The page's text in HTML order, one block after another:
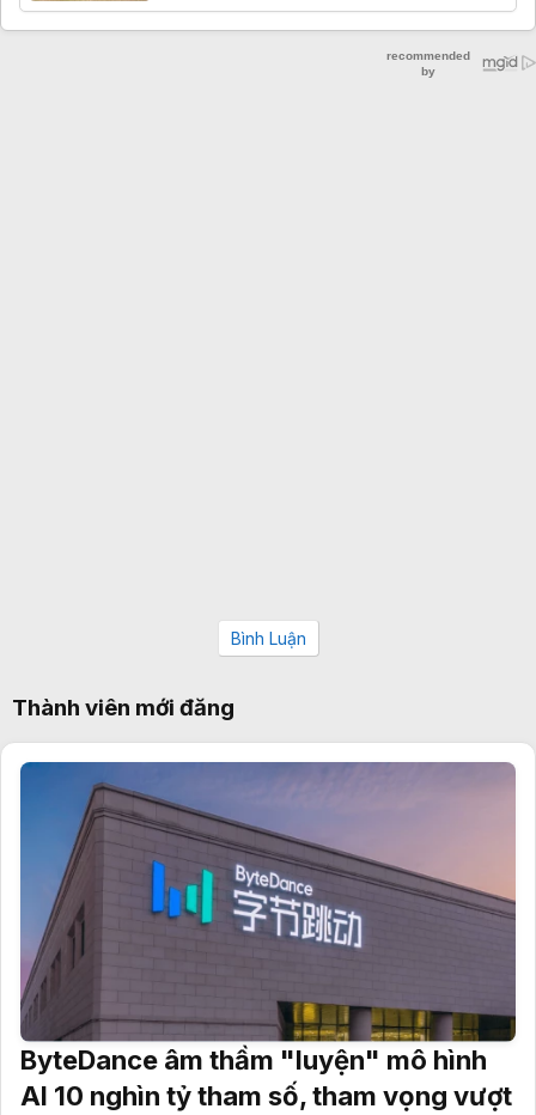
Bình Luận
Thành viên mới đăng
ByteDance âm thầm "luyện" mô hình
AI 10 nghìn tỷ tham số, tham vọng vượt